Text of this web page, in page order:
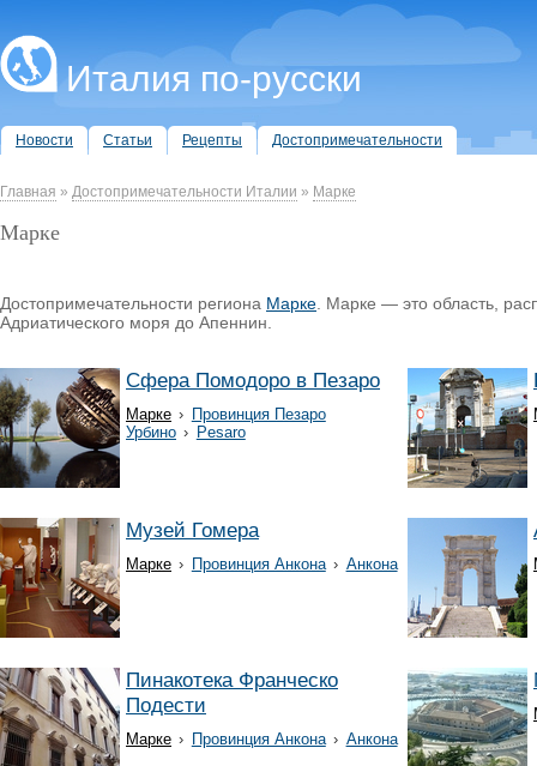
Италия по-русски
Новости Статьи Рецепты Достопримечательности
Главная » Достопримечательности Италии » Марке
Марке
Достопримечательности региона Марке . Марке — это область,
Адриатического моря до Апеннин.
Сфера Помодоро в Пезаро
Марке › Провинция Пезаро
Урбино › Pesaro
Музей Гомера
Марке › Провинция Анкона › Анкона
Пинакотека Франческо
Подести
Марке › Провинция Анкона › Анкона